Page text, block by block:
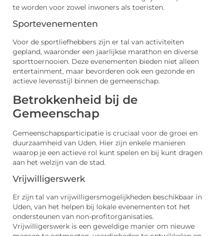
te worden voor zowel inwoners als toeristen.
Sportevenementen
Voor de sportliefhebbers zijn er tal van activiteiten
gepland, waaronder een jaarlijkse marathon en diverse
sporttoernooien. Deze evenementen bieden niet alleen
entertainment, maar bevorderen ook een gezonde en
actieve levensstijl binnen de gemeenschap.
Betrokkenheid bij de
Gemeenschap
Gemeenschapsparticipatie is cruciaal voor de groei en
duurzaamheid van Uden. Hier zijn enkele manieren
waarop je een actieve rol kunt spelen en bij kunt dragen
aan het welzijn van de stad.
Vrijwilligerswerk
Er zijn tal van vrijwilligersmogelijkheden beschikbaar in
Uden, van het helpen bij lokale evenementen tot het
ondersteunen van non-profitorganisaties.
Vrijwilligerswerk is een geweldige manier om nieuwe